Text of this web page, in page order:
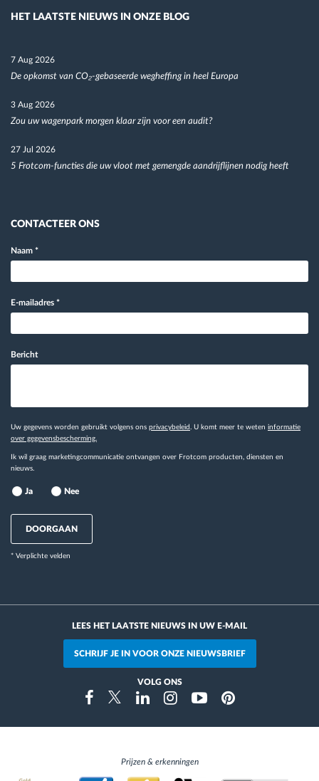
HET LAATSTE NIEUWS IN ONZE BLOG
7 Aug 2026
De opkomst van CO₂-gebaseerde wegheffing in heel Europa
3 Aug 2026
Zou uw wagenpark morgen klaar zijn voor een audit?
27 Jul 2026
5 Frotcom-functies die uw vloot met gemengde aandrijflijnen nodig heeft
CONTACTEER ONS
Naam *
E-mailadres *
Bericht
Uw gegevens worden gebruikt volgens ons privacybeleid . U komt meer te weten informatie
over gegevensbescherming.
Ik wil graag marketingcommunicatie ontvangen over Frotcom producten, diensten en
nieuws.
Ja Nee
DOORGAAN
* Verplichte velden
LEES HET LAATSTE NIEUWS IN UW E-MAIL
SCHRIJF JE IN VOOR ONZE NIEUWSBRIEF
VOLG ONS
FacebookTwitterLinkedinInstragramYoutubePinterest
Prijzen & erkenningen